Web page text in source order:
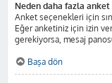
Neden daha fazla
Anket seçenekleri için
Eğer anketiniz için izin
gerekiyorsa, mesaj
Başa dön